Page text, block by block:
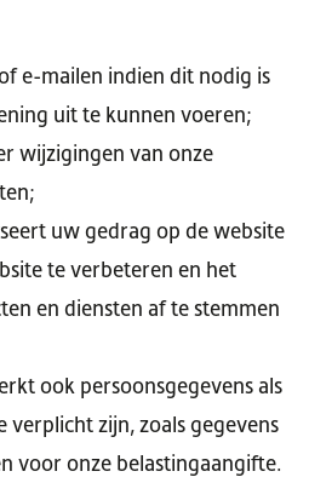
e-mailen indien dit nodig is
uit te kunnen voeren;
wijzigingen van onze
uw gedrag op de website
te verbeteren en het
en diensten af te stemmen
ook persoonsgegevens als
zijn, zoals gegevens
voor onze belastingaangifte.